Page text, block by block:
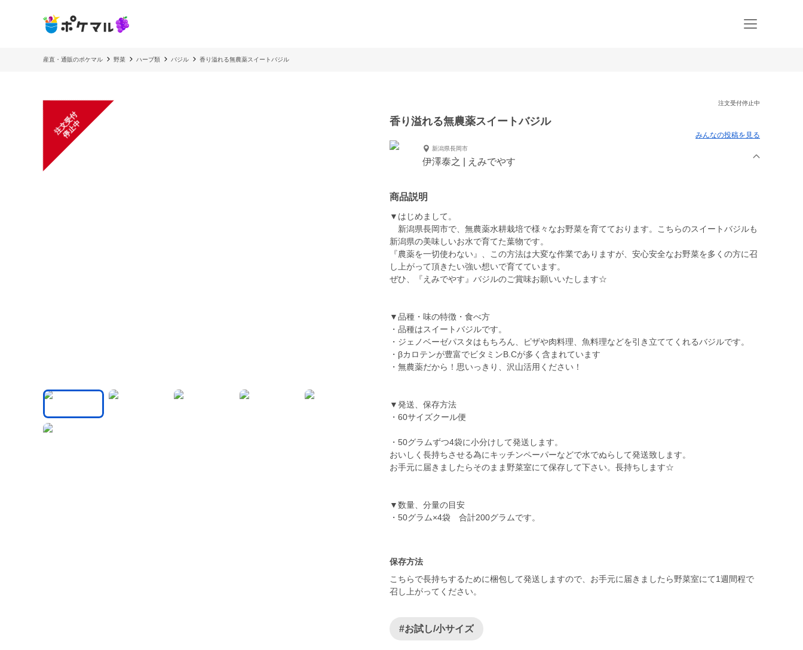
産直・通販のポケマル 野菜 ハーブ類 バジル 香り溢れる無農薬スイートバジル
注
文
受
付
停
止
中
注文受付停止中
香り溢れる無農薬スイートバジル
みんなの投稿を見る
新潟県長岡市
伊澤泰之 | えみでやす
商品説明
▼はじめまして。
新潟県長岡市で、無農薬水耕栽培で様々なお野菜を育てております。こちらのスイートバジルも
新潟県の美味しいお水で育てた葉物です。
『農薬を一切使わない』、この方法は大変な作業でありますが、安心安全なお野菜を多くの方に召
し上がって頂きたい強い想いで育てています。
ぜひ、『えみでやす』バジルのご賞味お願いいたします☆
▼品種・味の特徴・食べ方
・品種はスイートバジルです。
・ジェノベーゼパスタはもちろん、ピザや肉料理、魚料理などを引き立ててくれるバジルです。
・βカロテンが豊富でビタミンB.Cが多く含まれています
・無農薬だから！思いっきり、沢山活用ください！
▼発送、保存方法
・60サイズクール便
・50グラムずつ4袋に小分けして発送します。
おいしく長持ちさせる為にキッチンペーパーなどで水でぬらして発送致します。
お手元に届きましたらそのまま野菜室にて保存して下さい。長持ちします☆
▼数量、分量の目安
・50グラム×4袋 合計200グラムです。
保存方法
こちらで長持ちするために梱包して発送しますので、お手元に届きましたら野菜室にて1週間程で
召し上がってください。
#お試し/小サイズ